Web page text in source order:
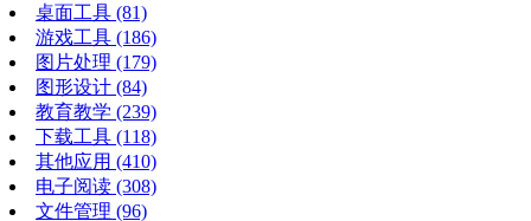
桌面工具 (81)
游戏工具 (186)
图片处理 (179)
图形设计 (84)
教育教学 (239)
下载工具 (118)
其他应用 (410)
电子阅读 (308)
文件管理 (96)